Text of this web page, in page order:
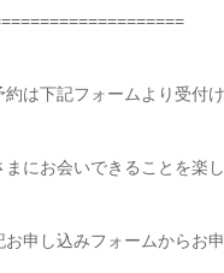
約は下記フォームより受付
まにお会いできることを楽
お申し込みフォームからお